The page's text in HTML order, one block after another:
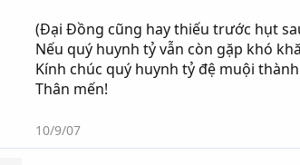
(Đại Đồng cũng hay thiếu trước hụt
Nếu quý huynh tỷ vẫn còn gặp khó
Kính chúc quý huynh tỷ đệ muội
Thân mến!
10/9/07